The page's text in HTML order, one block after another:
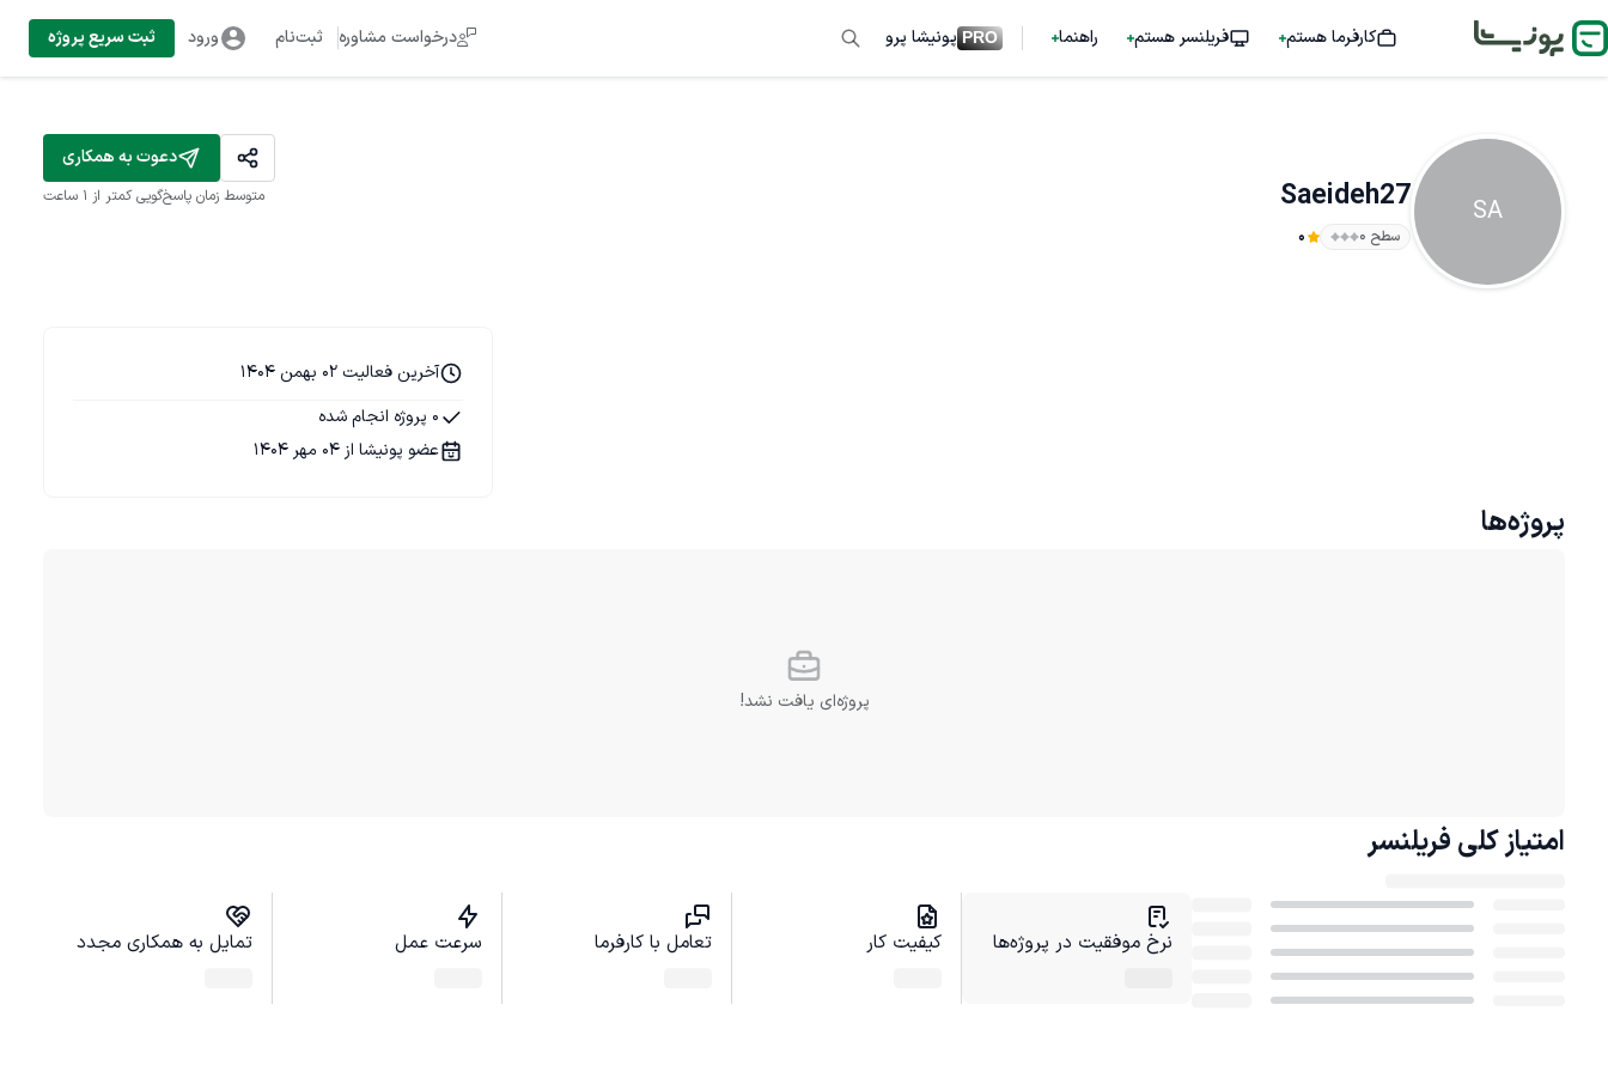
کارفرما هستم فریلنسر هستم راهنما PRO پونیشا پرو درخواست مشاوره ثبت‌نام ورود ثبت سریع پروژه
SA
Saeideh27
سطح ۰ 0
دعوت به همکاری
متوسط زمان پاسخ‌گویی کمتر از 1 ساعت
آخرین فعالیت 02 بهمن 1404
0 پروژه انجام شده
عضو پونیشا از 04 مهر 1404
پروژه‌ها
پروژه‌ای یافت نشد!
امتیاز کلی فریلنسر
نرخ موفقیت در پروژه‌ها کیفیت کار تعامل با کارفرما سرعت عمل تمایل به همکاری مجدد